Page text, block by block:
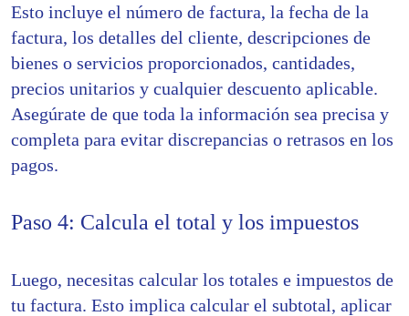
Esto incluye el número de factura, la fecha de la
factura, los detalles del cliente, descripciones de
bienes o servicios proporcionados, cantidades,
precios unitarios y cualquier descuento aplicable.
Asegúrate de que toda la información sea precisa y
completa para evitar discrepancias o retrasos en los
pagos.
Paso 4: Calcula el total y los impuestos
Luego, necesitas calcular los totales e impuestos de
tu factura. Esto implica calcular el subtotal, aplicar